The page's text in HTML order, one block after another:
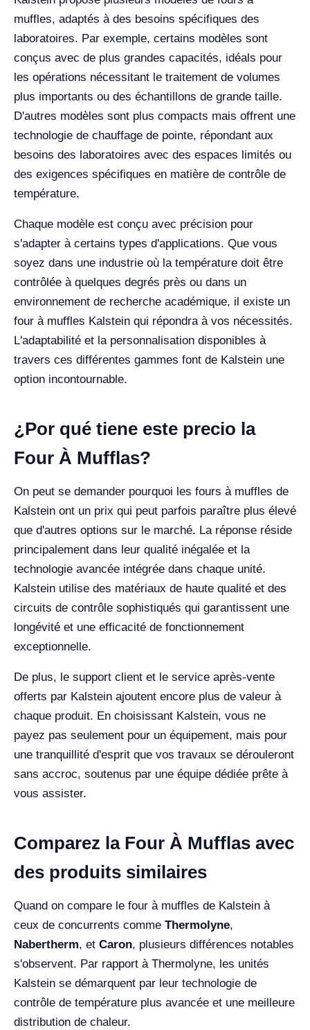
muffles, adaptés à des besoins spécifiques des
laboratoires. Par exemple, certains modèles sont
conçus avec de plus grandes capacités, idéals pour
les opérations nécessitant le traitement de volumes
plus importants ou des échantillons de grande taille.
D'autres modèles sont plus compacts mais offrent une
technologie de chauffage de pointe, répondant aux
besoins des laboratoires avec des espaces limités ou
des exigences spécifiques en matière de contrôle de
température.
Chaque modèle est conçu avec précision pour
s'adapter à certains types d'applications. Que vous
soyez dans une industrie où la température doit être
contrôlée à quelques degrés près ou dans un
environnement de recherche académique, il existe un
four à muffles Kalstein qui répondra à vos nécessités.
L'adaptabilité et la personnalisation disponibles à
travers ces différentes gammes font de Kalstein une
option incontournable.
¿Por qué tiene este precio la
Four À Mufflas?
On peut se demander pourquoi les fours à muffles de
Kalstein ont un prix qui peut parfois paraître plus élevé
que d'autres options sur le marché. La réponse réside
principalement dans leur qualité inégalée et la
technologie avancée intégrée dans chaque unité.
Kalstein utilise des matériaux de haute qualité et des
circuits de contrôle sophistiqués qui garantissent une
longévité et une efficacité de fonctionnement
exceptionnelle.
De plus, le support client et le service après-vente
offerts par Kalstein ajoutent encore plus de valeur à
chaque produit. En choisissant Kalstein, vous ne
payez pas seulement pour un équipement, mais pour
une tranquillité d'esprit que vos travaux se dérouleront
sans accroc, soutenus par une équipe dédiée prête à
vous assister.
Comparez la Four À Mufflas avec
des produits similaires
Quand on compare le four à muffles de Kalstein à
ceux de concurrents comme Thermolyne,
Nabertherm, et Caron, plusieurs différences notables
s'observent. Par rapport à Thermolyne, les unités
Kalstein se démarquent par leur technologie de
contrôle de température plus avancée et une meilleure
distribution de chaleur.